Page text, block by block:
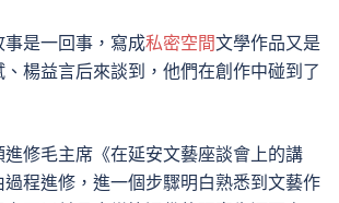
是一回事，寫成私密空間文學作品又是
楊益言后來談到，他們在創作中碰到了
修毛主席《在延安文藝座談會上的講
程進修，進一個步驟明白熟悉到文藝作